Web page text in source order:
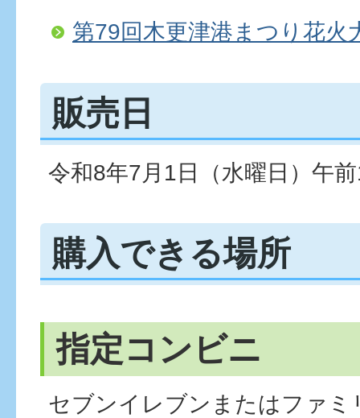
第79回木更津港まつり花火
販売日
令和8年7月1日（水曜日）午
購入できる場所
指定コンビニ
セブンイレブンまたはファミ